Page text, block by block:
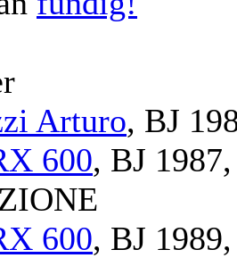
Arturo, BJ
600, BJ
600, BJ